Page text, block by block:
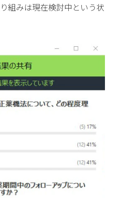
組みは現在検討中という状